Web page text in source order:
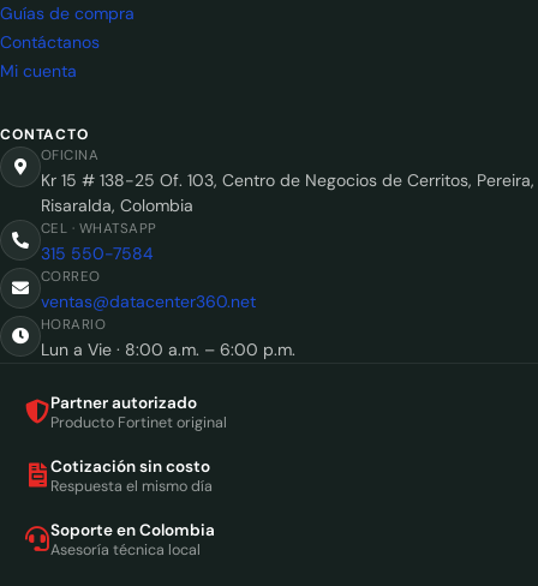
Guías de compra
Contáctanos
Mi cuenta
CONTACTO
OFICINA
Kr 15 # 138-25 Of. 103, Centro de Negocios de Cerritos, Pereira,
Risaralda, Colombia
CEL · WHATSAPP
315 550-7584
CORREO
ventas@datacenter360.net
HORARIO
Lun a Vie · 8:00 a.m. – 6:00 p.m.
Partner autorizado
Producto Fortinet original
Cotización sin costo
Respuesta el mismo día
Soporte en Colombia
Asesoría técnica local